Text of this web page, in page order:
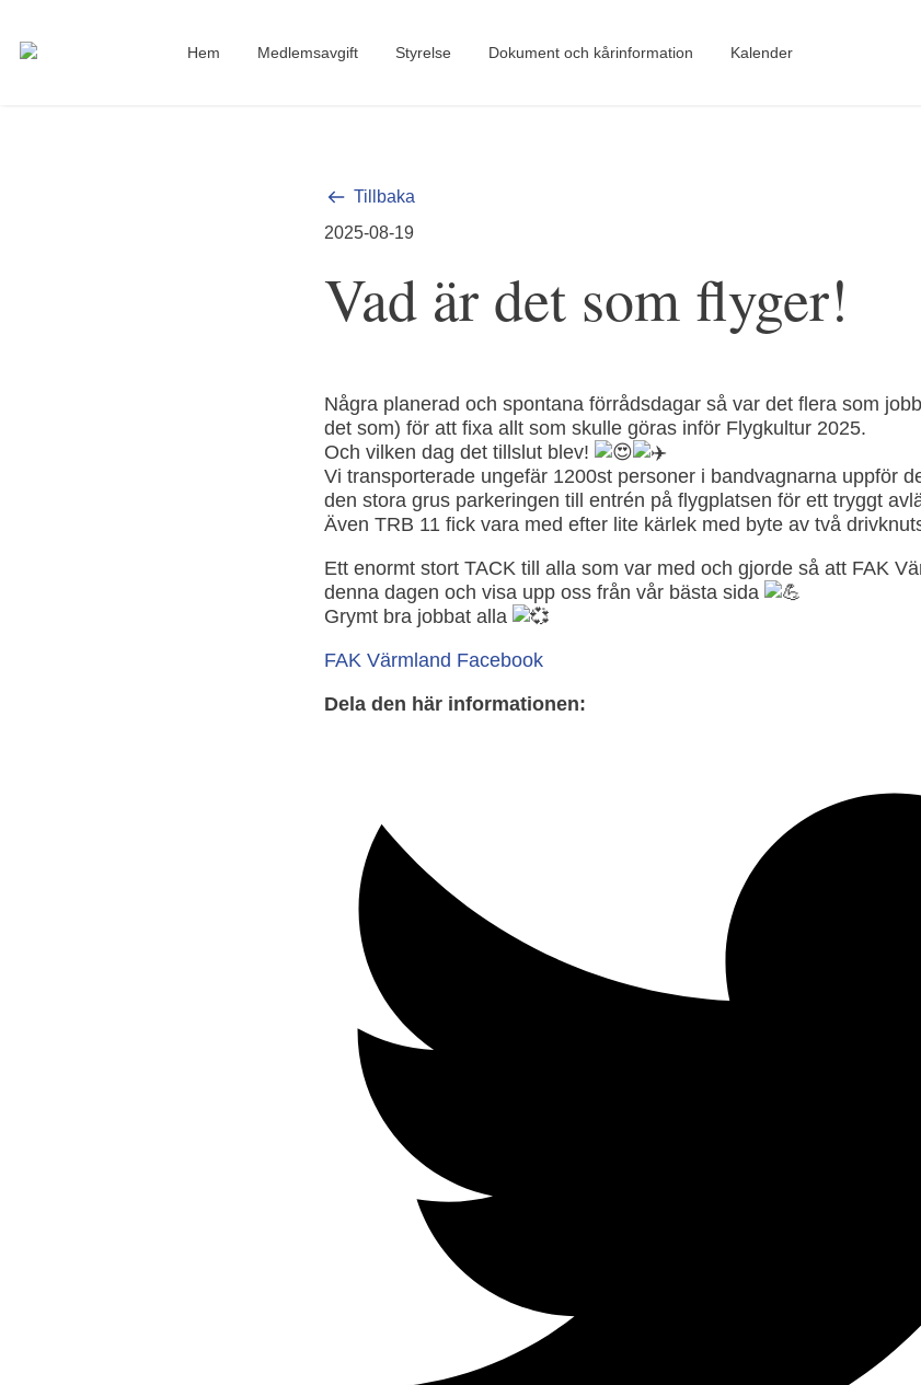
Hem Medlemsavgift Styrelse Dokument och kårinformation Kalender
Tillbaka
2025-08-19
Vad är det som flyger!
Några planerad och spontana förrådsdagar så var det flera som
det som) för att fixa allt som skulle göras inför Flygkultur 2025.
Och vilken dag det tillslut blev!
Vi transporterade ungefär 1200st personer i bandvagnarna uppför
den stora grus parkeringen till entrén på flygplatsen för ett tryggt
Även TRB 11 fick vara med efter lite kärlek med byte av två
Ett enormt stort TACK till alla som var med och gjorde så att FAK
denna dagen och visa upp oss från vår bästa sida
Grymt bra jobbat alla
FAK Värmland Facebook
Dela den här informationen: